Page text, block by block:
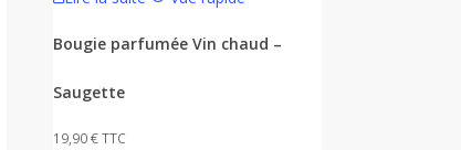
Bougie parfumée Vin chaud –
Saugette
19,90€TTC